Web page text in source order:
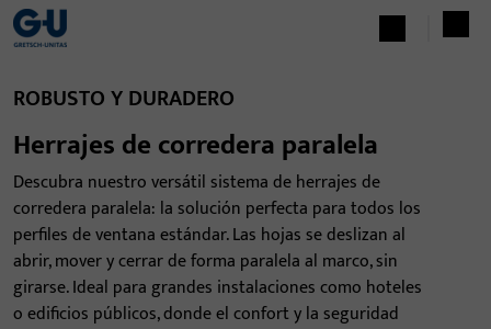
ROBUSTO Y DURADERO
Herrajes de corredera paralela
Descubra nuestro versátil sistema de herrajes de
corredera paralela: la solución perfecta para todos los
perfiles de ventana estándar. Las hojas se deslizan al
abrir, mover y cerrar de forma paralela al marco, sin
girarse. Ideal para grandes instalaciones como hoteles
o edificios públicos, donde el confort y la seguridad